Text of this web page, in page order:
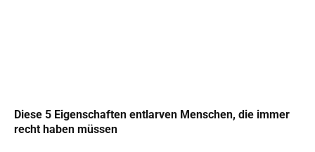
Diese 5 Eigenschaften entlarven Menschen, die immer
recht haben müssen